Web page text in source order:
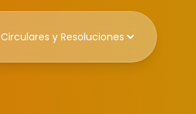
Circulares y Resoluciones